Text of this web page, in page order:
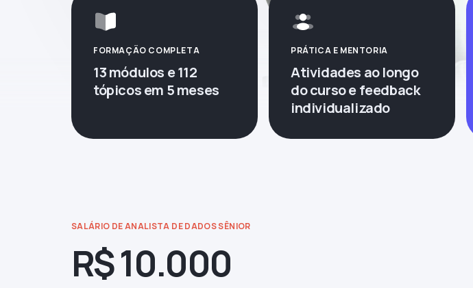
FORMAÇÃO COMPLETA
13 módulos e 112
tópicos em 5 meses
PRÁTICA E MENTORIA
Atividades ao longo
do curso e feedback
individualizado
SALÁRIO DE ANALISTA DE DADOS SÊNIOR
R$ 10.000